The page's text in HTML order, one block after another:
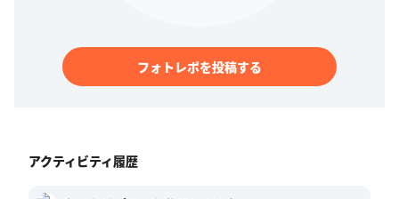
フォトレポを投稿する
アクティビティ履歴